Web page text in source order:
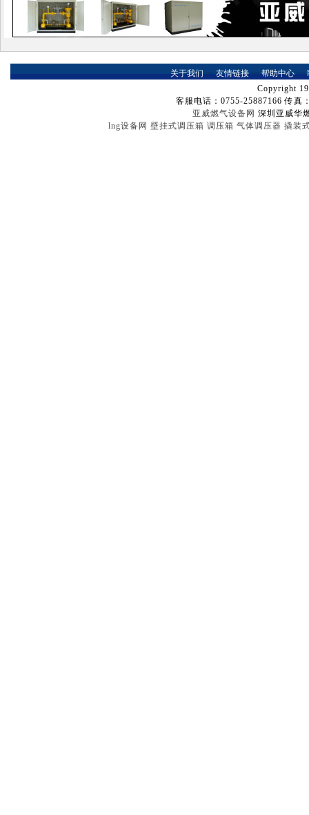
关于我们 ┈ 友情链接 ┈ 帮助中心 ┈
Copyright
客服电话：0755-25887166 传真
亚威燃气设备网 深圳亚威华
lng设备网 壁挂式调压箱 调压箱 气体调压器 撬装